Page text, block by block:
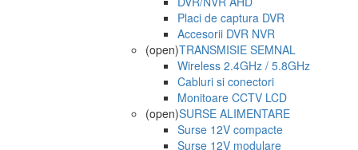
Placi de captura DVR
Accesorii DVR NVR
(open)TRANSMISIE SEMNAL
Wireless 2.4GHz / 5.8GHz
Cabluri si conectori
Monitoare CCTV LCD
(open)SURSE ALIMENTARE
Surse 12V compacte
Surse 12V modulare